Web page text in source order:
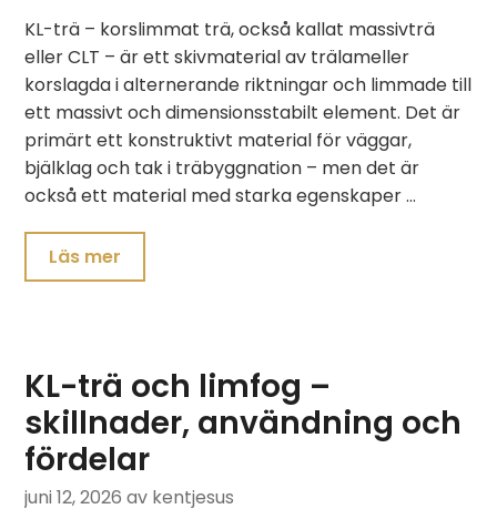
KL-trä – korslimmat trä, också kallat massivträ
eller CLT – är ett skivmaterial av trälameller
korslagda i alternerande riktningar och limmade till
ett massivt och dimensionsstabilt element. Det är
primärt ett konstruktivt material för väggar,
bjälklag och tak i träbyggnation – men det är
också ett material med starka egenskaper …
Läs mer
KL-trä och limfog –
skillnader, användning och
fördelar
juni 12, 2026 av kentjesus